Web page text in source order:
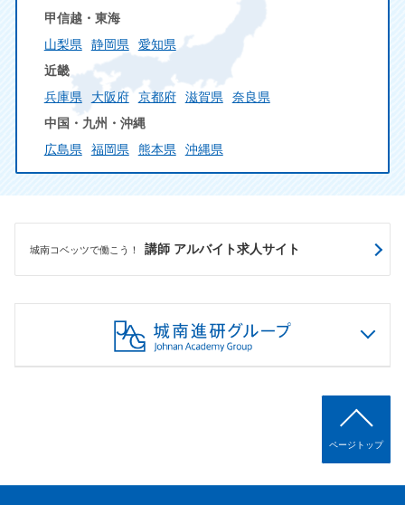
甲信越・東海
山梨県
静岡県
愛知県
近畿
兵庫県
大阪府 京都府 滋賀県
奈良県
中国・九州・沖縄
広島県
福岡県 熊本県 沖縄県
城南コベッツで働こう！ 講師 アルバイト求人サイト
ページトップ